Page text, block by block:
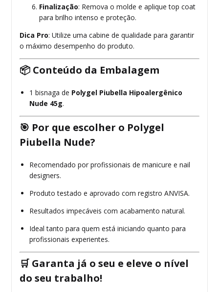
Finalização: Remova o molde e aplique top coat
para brilho intenso e proteção.
Dica Pro: Utilize uma cabine de qualidade para garantir
o máximo desempenho do produto.
📦 Conteúdo da Embalagem
1 bisnaga de Polygel Piubella Hipoalergênico
Nude 45g.
🎯 Por que escolher o Polygel
Piubella Nude?
Recomendado por profissionais de manicure e nail
designers.
Produto testado e aprovado com registro ANVISA.
Resultados impecáveis com acabamento natural.
Ideal tanto para quem está iniciando quanto para
profissionais experientes.
🛒 Garanta já o seu e eleve o nível
do seu trabalho!